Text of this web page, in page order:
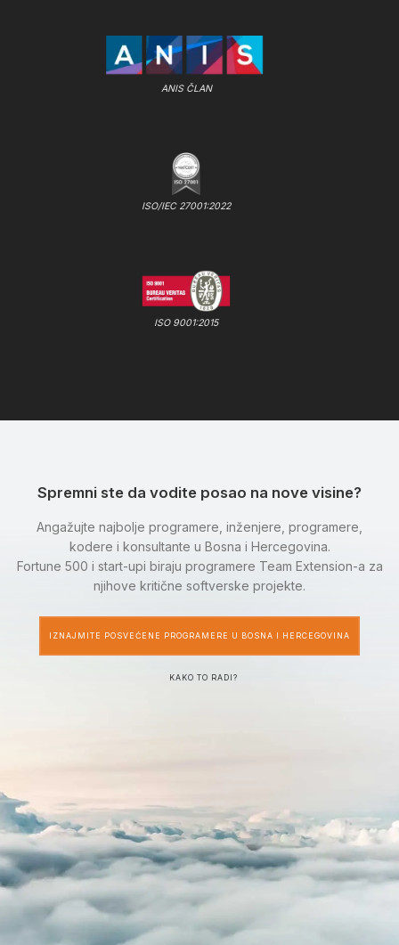
ANIS ČLAN
ISO/IEC 27001:2022
ISO 9001:2015
Spremni ste da vodite posao na nove visine?
Angažujte najbolje programere, inženjere, programere,
kodere i konsultante u Bosna i Hercegovina.
Fortune 500 i start-upi biraju programere Team Extension-a za
njihove kritične softverske projekte.
IZNAJMITE POSVEĆENE PROGRAMERE U BOSNA I HERCEGOVINA
KAKO TO RADI?